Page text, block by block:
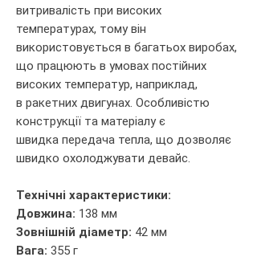
витривалість при високих
температурах, тому він
використовується в багатьох виробах,
що працюють в умовах постійних
високих температур, наприклад,
в ракетних двигунах. Особливістю
конструкції та матеріалу є
швидка передача тепла, що дозволяє
швидко охолоджувати девайс.
Технічні характеристики:
Довжина: 138 мм
Зовнішній діаметр: 42 мм
Вага: 355 г